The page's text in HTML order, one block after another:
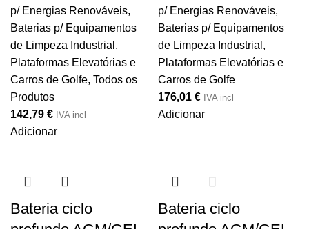
p/ Energias Renováveis,
Baterias p/ Equipamentos
de Limpeza Industrial,
Plataformas Elevatórias e
Carros de Golfe, Todos os
Produtos
142,79 € IVA incl
Adicionar
p/ Energias Renováveis,
Baterias p/ Equipamentos
de Limpeza Industrial,
Plataformas Elevatórias e
Carros de Golfe
176,01 € IVA incl
Adicionar
Bateria ciclo
Bateria ciclo